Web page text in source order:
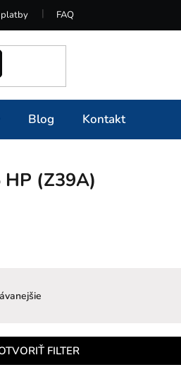
platby FAQ
Blog Kontakt
(Z39A)
FILTER